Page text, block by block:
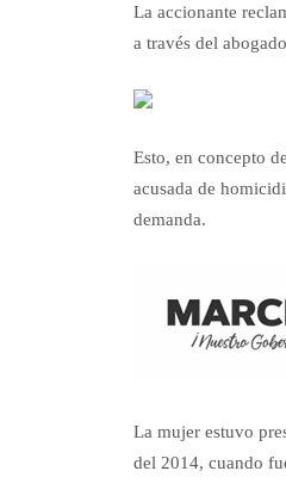
La accionante
a través del
Esto, en concepto
acusada de
demanda.
La mujer estuvo
del 2014, cuando